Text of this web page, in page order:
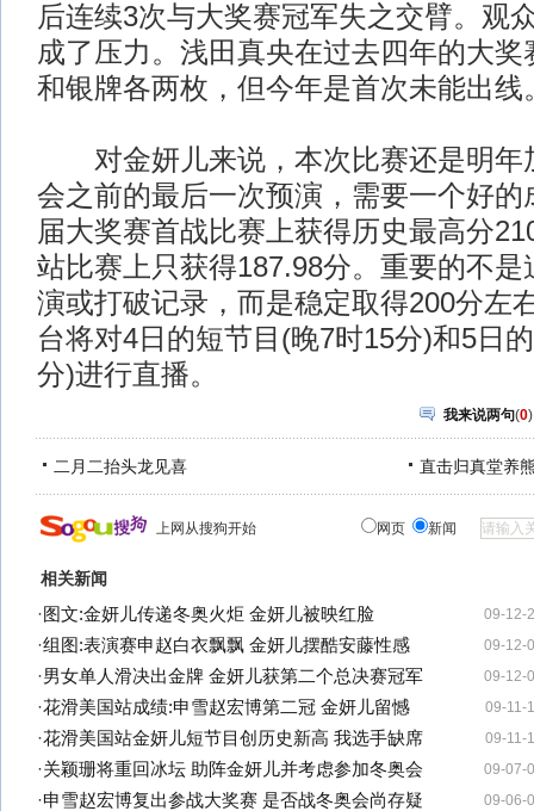
后连续3次与大奖赛冠军失之交臂。观
成了压力。浅田真央在过去四年的大
和银牌各两枚，但今年是首次未能出线
对金妍儿来说，本次比赛还是明年
会之前的最后一次预演，需要一个好的
届大奖赛首战比赛上获得历史最高分
站比赛上只获得187.98分。重要的不
演或打破记录，而是稳定取得200分左
台将对4日的短节目(晚7时15分)和5日
分)进行直播。
我来说两句(0)
二月二抬头龙见喜 直击归真堂养
上网从搜狗开始 网页 新闻
相关新闻
09-12-
· 图文:金妍儿传递冬奥火炬 金妍儿被映红脸
09-12-
·组图:表演赛申赵白衣飘飘 金妍儿摆酷安藤性感
09-12-
·男女单人滑决出金牌 金妍儿获第二个总决赛冠军
09-11-
·花滑美国站成绩:申雪赵宏博第二冠 金妍儿留憾
09-11-
·花滑美国站金妍儿短节目创历史新高 我选手缺席
09-07-
·关颖珊将重回冰坛 助阵金妍儿并考虑参加冬奥会
09-06-
·申雪赵宏博复出参战大奖赛 是否战冬奥会尚存疑